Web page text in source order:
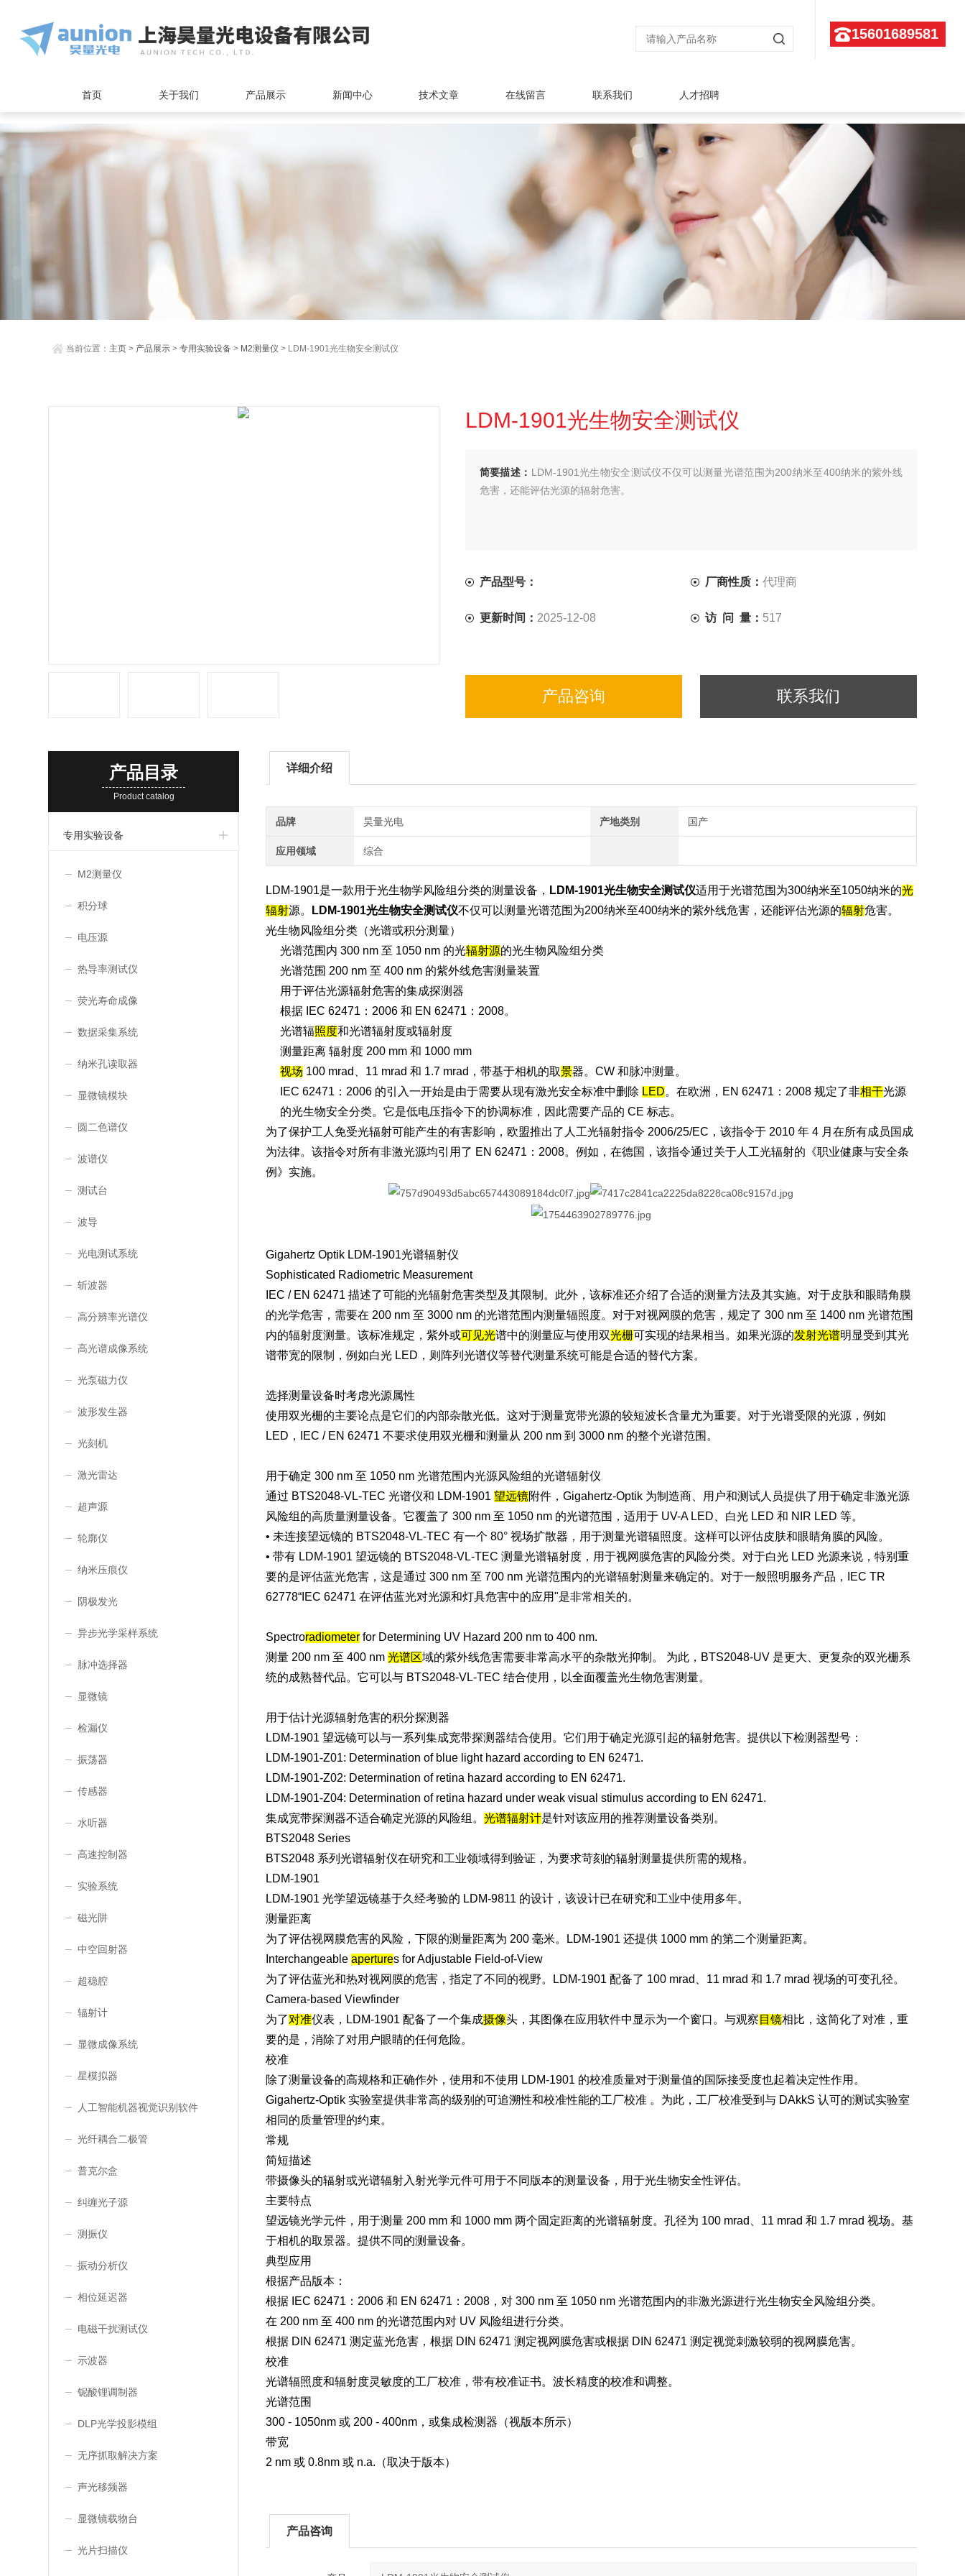
15601689581
首页 关于我们 产品展示 新闻中心 技术文章 在线留言 联系我们 人才招聘
当前位置： 主页 > 产品展示 >专用实验设备 > M2测量仪 > LDM-1901光生物安全测试仪
LDM-1901光生物安全测试仪
简要描述： LDM-1901光生物安全测试仪不仅可以测量光谱范围为200纳米至400纳米的紫外线
危害，还能评估光源的辐射危害。
产品型号： 厂商性质：代理商
更新时间： 2025-12-08 访 问 量： 517
产品咨询 联系我们
产品目录
Product catalog
专用实验设备
M2测量仪
积分球
电压源
热导率测试仪
荧光寿命成像
数据采集系统
纳米孔读取器
显微镜模块
圆二色谱仪
波谱仪
测试台
波导
光电测试系统
斩波器
高分辨率光谱仪
高光谱成像系统
光泵磁力仪
波形发生器
光刻机
激光雷达
超声源
轮廓仪
纳米压痕仪
阴极发光
异步光学采样系统
脉冲选择器
显微镜
检漏仪
振荡器
传感器
水听器
高速控制器
实验系统
磁光阱
中空回射器
超稳腔
辐射计
显微成像系统
星模拟器
人工智能机器视觉识别软件
光纤耦合二极管
普克尔盒
纠缠光子源
测振仪
振动分析仪
相位延迟器
电磁干扰测试仪
示波器
铌酸锂调制器
DLP光学投影模组
无序抓取解决方案
声光移频器
显微镜载物台
光片扫描仪
详细介绍
品牌 昊量光电 产地类别 国产
应用领域 综合
LDM-1901是一款用于光生物学风险组分类的测量设备， LDM-1901光生物安全测试仪适用于光谱范围为300纳米至1050纳米的光
辐射源。 LDM-1901光生物安全测试仪不仅可以测量光谱范围为200纳米至400纳米的紫外线危害，还能评估光源的辐射危害。
光生物风险组分类（光谱或积分测量）
光谱范围内 300 nm 至 1050 nm 的光辐射源的光生物风险组分类
光谱范围 200 nm 至 400 nm 的紫外线危害测量装置
用于评估光源辐射危害的集成探测器
根据 IEC 62471：2006 和 EN 62471：2008。
光谱辐照度和光谱辐射度或辐射度
测量距离 辐射度 200 mm 和 1000 mm
视场 100 mrad、11 mrad 和 1.7 mrad，带基于相机的取景器。CW 和脉冲测量。
IEC 62471：2006 的引入一开始是由于需要从现有激光安全标准中删除 LED。在欧洲，EN 62471：2008 规定了非相干光源
的光生物安全分类。它是低电压指令下的协调标准，因此需要产品的 CE 标志。
为了保护工人免受光辐射可能产生的有害影响，欧盟推出了人工光辐射指令 2006/25/EC，该指令于 2010 年 4 月在所有成员国成
为法律。该指令对所有非激光源均引用了 EN 62471：2008。例如，在德国，该指令通过关于人工光辐射的《职业健康与安全条
例》实施。
Gigahertz Optik LDM-1901光谱辐射仪
Sophisticated Radiometric Measurement
IEC / EN 62471 描述了可能的光辐射危害类型及其限制。此外，该标准还介绍了合适的测量方法及其实施。对于皮肤和眼睛角膜
的光学危害，需要在 200 nm 至 3000 nm 的光谱范围内测量辐照度。对于对视网膜的危害，规定了 300 nm 至 1400 nm 光谱范围
内的辐射度测量。该标准规定，紫外或可见光谱中的测量应与使用双光栅可实现的结果相当。如果光源的发射光谱明显受到其光
谱带宽的限制，例如白光 LED，则阵列 光谱仪等替代测量系统可能是合适的替代方案。
选择测量设备时考虑光源属性
使用双光栅的主要论点是它们的内部杂散光低。这对于测量宽带光源的较短波长含量尤为重要。对于光谱受限的光源，例如
LED，IEC / EN 62471 不要求使用双光栅和测量从 200 nm 到 3000 nm 的整个光谱范围。
用于确定 300 nm 至 1050 nm 光谱范围内光源风险组的光谱辐射仪
通过 BTS2048-VL-TEC 光谱仪和 LDM-1901 望远镜附件，Gigahertz-Optik 为制造商、用户和测试人员提供了用于确定非激光源
风险组的高质量测量设备。它覆盖了 300 nm 至 1050 nm 的光谱范围，适用于 UV-A LED、白光 LED 和 NIR LED 等。
• 未连接望远镜的 BTS2048-VL-TEC 有一个 80° 视场扩散器，用于测量光谱辐照度。这样可以评估皮肤和眼睛角膜的风险。
• 带有 LDM-1901 望远镜的 BTS2048-VL-TEC 测量光谱辐射度，用于视网膜危害的风险分类。对于白光 LED 光源来说，特别重
要的是评估蓝光危害，这是通过 300 nm 至 700 nm 光谱范围内的光谱辐射测量来确定的。对于一般照明服务产品，IEC TR
62778“IEC 62471 在评估蓝光对光源和灯具危害中的应用"是非常相关的。
Spectroradiometerfor Determining UV Hazard 200 nm to 400 nm.
测量 200 nm 至 400 nm 光谱区域的紫外线危害需要非常高水平的杂散光抑制。 为此，BTS2048-UV 是更大、更复杂的双光栅系
统的成熟替代品。它可以与 BTS2048-VL-TEC 结合使用，以全面覆盖光生物危害测量。
用于估计光源辐射危害的积分探测器
LDM-1901 望远镜可以与一系列集成宽带探测器结合使用。它们用于确定光源引起的辐射危害。提供以下检测器型号：
LDM-1901-Z01: Determination of blue light hazard according to EN 62471.
LDM-1901-Z02: Determination of retina hazard according to EN 62471.
LDM-1901-Z04: Determination of retina hazard under weak visual stimulus according to EN 62471.
集成宽带探测器不适合确定光源的风险组。 光谱辐射计是针对该应用的推荐测量设备类别。
BTS2048 Series
BTS2048 系列光谱辐射仪在研究和工业领域得到验证，为要求苛刻的辐射测量提供所需的规格。
LDM-1901
LDM-1901 光学望远镜基于久经考验的 LDM-9811 的设计，该设计已在研究和工业中使用多年。
测量距离
为了评估视网膜危害的风险，下限的测量距离为 200 毫米。LDM-1901 还提供 1000 mm 的第二个测量距离。
Interchangeable apertures for Adjustable Field-of-View
为了评估蓝光和热对视网膜的危害，指定了不同的视野。LDM-1901 配备了 100 mrad、11 mrad 和 1.7 mrad 视场的可变孔径。
Camera-based Viewfinder
为了对准仪表，LDM-1901 配备了一个集成摄像头，其图像在应用软件中显示为一个窗口。与观察 目镜相比，这简化了对准，重
要的是，消除了对用户眼睛的任何危险。
校准
除了测量设备的高规格和正确作外，使用和不使用 LDM-1901 的校准质量对于测量值的国际接受度也起着决定性作用。
Gigahertz-Optik 实验室提供非常高的级别的可追溯性和校准性能的工厂校准 。为此，工厂校准受到与 DAkkS 认可的测试实验室
相同的质量管理的约束。
常规
简短描述
带摄像头的辐射或光谱辐射入射光学元件可用于不同版本的测量设备，用于光生物安全性评估。
主要特点
望远镜光学元件，用于测量 200 mm 和 1000 mm 两个固定距离的光谱辐射度。孔径为 100 mrad、11 mrad 和 1.7 mrad 视场。基
于相机的取景器。提供不同的测量设备。
典型应用
根据产品版本：
根据 IEC 62471：2006 和 EN 62471：2008，对 300 nm 至 1050 nm 光谱范围内的非激光源进行光生物安全风险组分类。
在 200 nm 至 400 nm 的光谱范围内对 UV 风险组进行分类。
根据 DIN 62471 测定蓝光危害，根据 DIN 62471 测定视网膜危害或根据 DIN 62471 测定视觉刺激较弱的视网膜危害。
校准
光谱辐照度和辐射度灵敏度的工厂校准，带有校准证书。波长精度的校准和调整。
光谱范围
300 - 1050nm 或 200 - 400nm，或集成检测器（视版本所示）
带宽
2 nm 或 0.8nm 或 n.a.（取决于版本）
产品咨询